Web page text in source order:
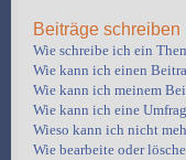
Beiträge schreiben
Wie schreibe ich ein
Wie kann ich einen
Wie kann ich meinem
Wie kann ich eine
Wieso kann ich nicht
Wie bearbeite oder